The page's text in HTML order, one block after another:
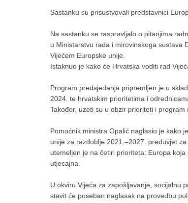
Sastanku su prisustvovali predstavnici
Na sastanku se raspravljalo o pitanjima
u Ministarstvu rada i mirovinskoga sustava
Vijećem Europske unije.
Istaknuo je kako će Hrvatska voditi rad
Program predsjedanja pripremljen je u
2024. te hrvatskim prioritetima i
Također, uzeti su u obzir prioriteti i program
Pomoćnik ministra Opalić naglasio je kako
unije za razdoblje 2021.–2027. preduvjet
utemeljen je na četiri prioriteta: Europa
utjecajna.
U okviru Vijeća za zapošljavanje, socijalnu
stavit će poseban naglasak na provedbu